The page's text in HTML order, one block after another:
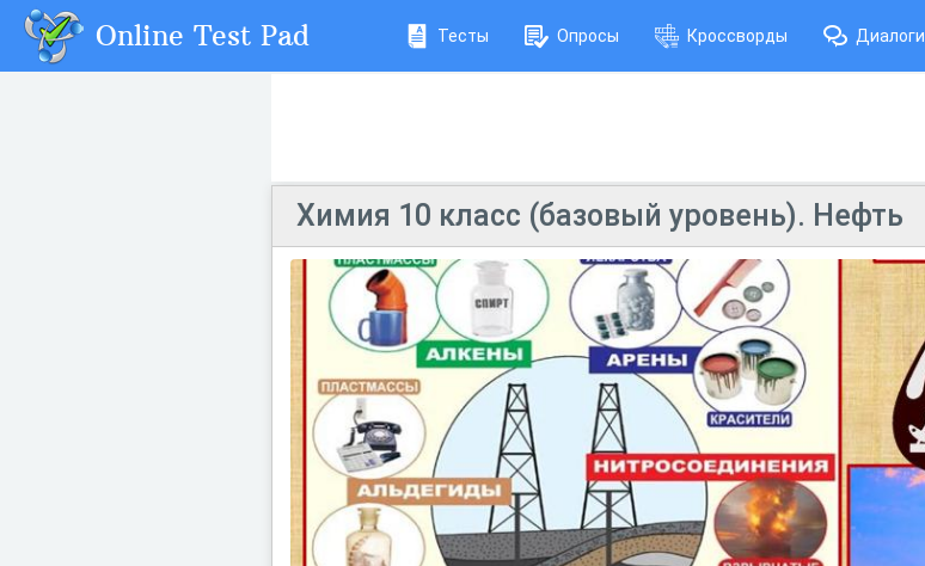
Online Test Pad Тесты Опросы Кроссворды Диалоги
Химия 10 класс (базовый уровень). Нефть